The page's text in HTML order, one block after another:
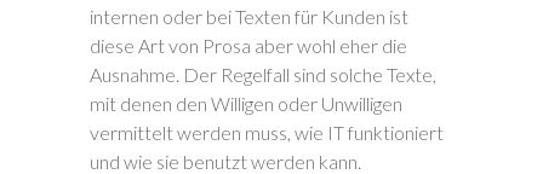
internen oder bei Texten für Kunden ist
diese Art von Prosa aber wohl eher die
Ausnahme. Der Regelfall sind solche Texte,
mit denen den Willigen oder Unwilligen
vermittelt werden muss, wie IT funktioniert
und wie sie benutzt werden kann.